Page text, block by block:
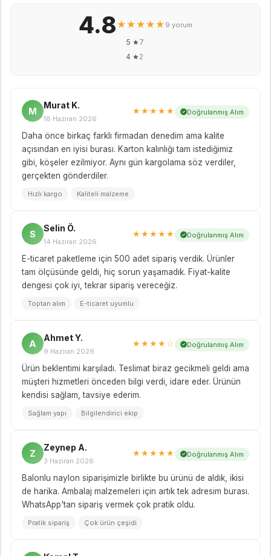
4.8★★★★★ 9 yorum
5 ★7
4 ★2
M
Murat K.
18 Haziran 2026
★★★★★ Doğrulanmış Alım
Daha önce birkaç farklı firmadan denedim ama kalite
açısından en iyisi burası. Karton kalınlığı tam istediğimiz
gibi, köşeler ezilmiyor. Aynı gün kargolama söz verdiler,
gerçekten gönderdiler.
Hızlı kargo Kaliteli malzeme
S
Selin Ö.
14 Haziran 2026
★★★★★ Doğrulanmış Alım
E-ticaret paketleme için 500 adet sipariş verdik. Ürünler
tam ölçüsünde geldi, hiç sorun yaşamadık. Fiyat-kalite
dengesi çok iyi, tekrar sipariş vereceğiz.
Toptan alım E-ticaret uyumlu
A
Ahmet Y.
9 Haziran 2026
★★★★☆ Doğrulanmış Alım
Ürün beklentimi karşıladı. Teslimat biraz gecikmeli geldi ama
müşteri hizmetleri önceden bilgi verdi, idare eder. Ürünün
kendisi sağlam, tavsiye ederim.
Sağlam yapı Bilgilendirici ekip
Z
Zeynep A.
3 Haziran 2026
★★★★★ Doğrulanmış Alım
Balonlu naylon siparişimizle birlikte bu ürünü de aldık, ikisi
de harika. Ambalaj malzemeleri için artık tek adresim burası.
WhatsApp'tan sipariş vermek çok pratik oldu.
Pratik sipariş Çok ürün çeşidi